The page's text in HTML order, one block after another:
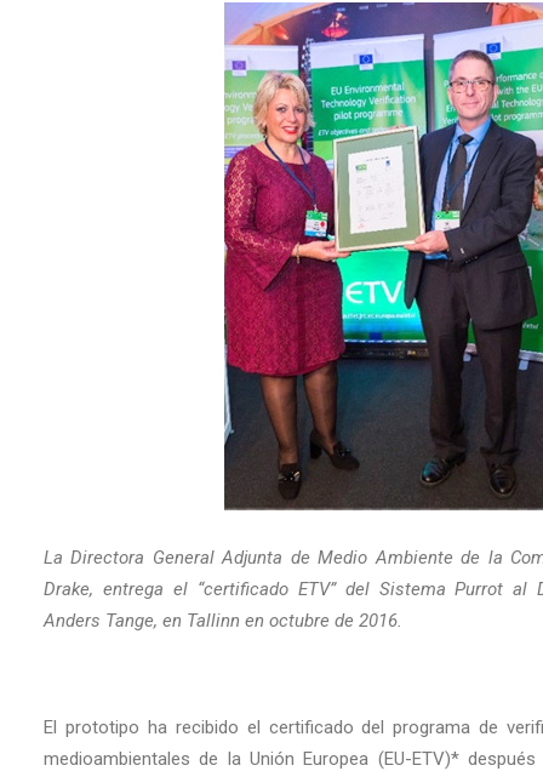
La Directora General Adjunta de Medio Ambiente de la
Drake, entrega el “certificado ETV” del Sistema Purrot al
Anders Tange, en Tallinn en octubre de 2016.
El prototipo ha recibido el certificado del programa de
medioambientales de la Unión Europea (EU-ETV)*